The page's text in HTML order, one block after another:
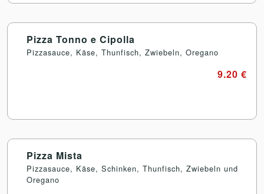
Pizza Tonno e Cipolla
Pizzasauce, Käse, Thunfisch, Zwiebeln, Oregano
9.20 €
Pizza Mista
Pizzasauce, Käse, Schinken, Thunfisch, Zwiebeln und
Oregano